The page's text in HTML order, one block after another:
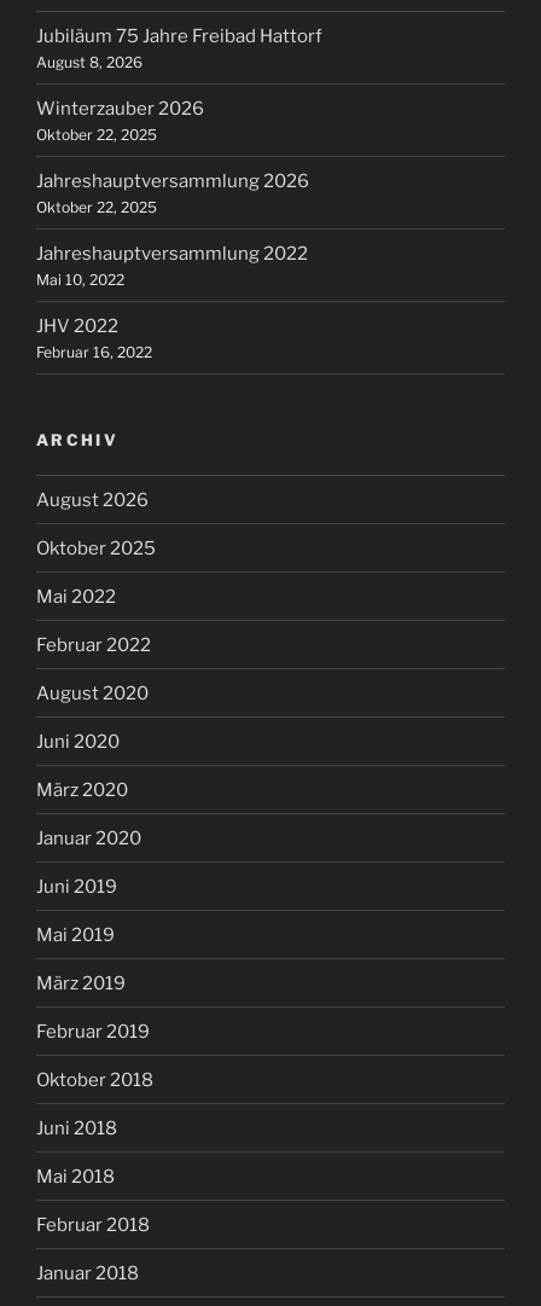
Jubiläum 75 Jahre Freibad Hattorf
August 8, 2026
Winterzauber 2026
Oktober 22, 2025
Jahreshauptversammlung 2026
Oktober 22, 2025
Jahreshauptversammlung 2022
Mai 10, 2022
JHV 2022
Februar 16, 2022
ARCHIV
August 2026
Oktober 2025
Mai 2022
Februar 2022
August 2020
Juni 2020
März 2020
Januar 2020
Juni 2019
Mai 2019
März 2019
Februar 2019
Oktober 2018
Juni 2018
Mai 2018
Februar 2018
Januar 2018